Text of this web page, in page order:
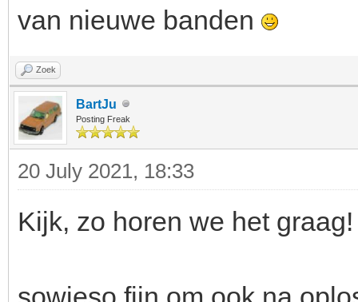
van nieuwe banden
Zoek
BartJu
Posting Freak
20 July 2021, 18:33
Kijk, zo horen we het graag!